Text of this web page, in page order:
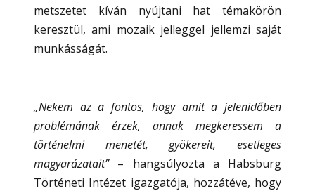
metszetet kíván nyújtani hat témakörön
keresztül, ami mozaik jelleggel jellemzi saját
munkásságát.
„Nekem az a fontos, hogy amit a jelenidőben
problémának érzek, annak megkeressem a
történelmi menetét, gyökereit, esetleges
magyarázatait”– hangsúlyozta a Habsburg
Történeti Intézet igazgatója, hozzátéve, hogy